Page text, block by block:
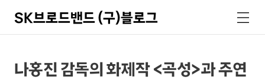
SK브로드밴드 (구)블로그
색
메
뉴
상
본나홍진 감독의 화제작 <곡성>과 주연